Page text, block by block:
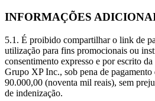
INFORMAÇÕES
5.1. É proibido compartilhar o link de
utilização para fins promocionais ou
consentimento expresso e por escrito
Grupo XP Inc., sob pena de
90.000,00 (noventa mil reais), sem
de indenização.